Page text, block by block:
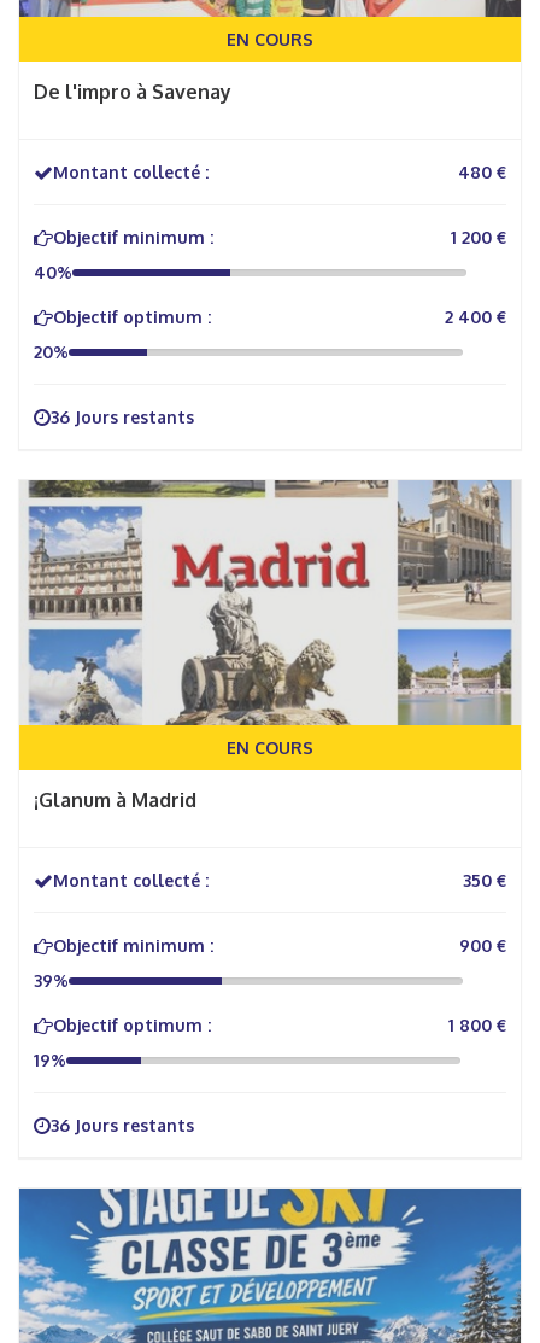
EN COURS
De l'impro à Savenay
Montant collecté : 480 €
Objectif minimum :
1 200 €
40%
Objectif optimum :
2 400 €
20%
36 Jours restants
EN COURS
¡Glanum à Madrid
Montant collecté : 350 €
Objectif minimum :
900 €
39%
Objectif optimum :
1 800 €
19%
36 Jours restants